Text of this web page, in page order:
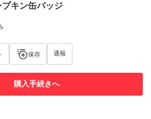
キン缶バッジ
保存 通報
購入手続きへ